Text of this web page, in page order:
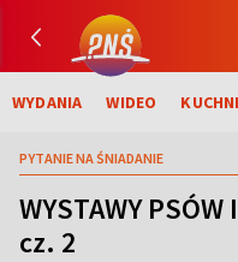
WYDANIA WIDEO
PYTANIE NA ŚNIADANIE
WYSTAWY PSÓW
cz. 2